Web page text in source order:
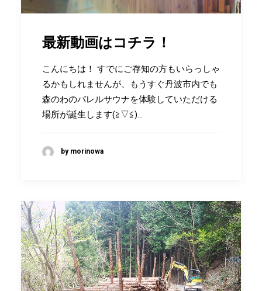
最新動画はコチラ！
こんにちは！ すでにご存知の方もいらっしゃ
るかもしれませんが、もうすぐ丹波市内でも
森のわのバレルサウナを体験していただける
場所が誕生します(≧▽≦)…
by morinowa